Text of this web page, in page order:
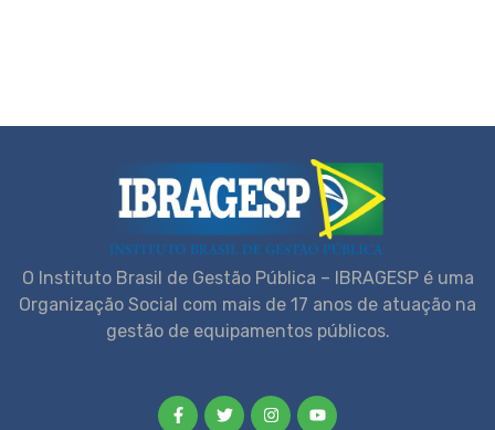
O Instituto Brasil de Gestão Pública – IBRAGESP é uma
Organização Social com mais de 17 anos de atuação na
gestão de equipamentos públicos.